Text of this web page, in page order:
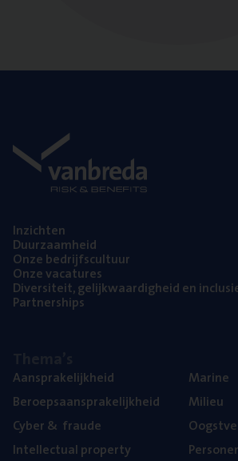
Inzich­ten
Duur­zaam­heid
Onze bedrijfs­cul­tuur
Onze vaca­tu­res
Diver­si­teit, gelijk­waar­dig­heid en
Part­ner­ships
Aan­spra­ke­lijk­heid
Beroeps­aan­spra­ke­lijk­heid
Cyber& fraude
Intel­lec­tu­al property
Mari­ne
Mili­eu